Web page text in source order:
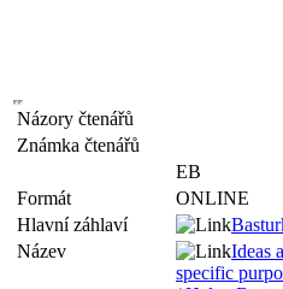
Názory čtenářů
Známka čtenářů
EB
Formát
ONLINE
Hlavní záhlaví
Název
Ideas
specific